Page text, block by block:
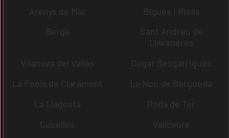
Arenys de Mar
Bigues i Riells
Berga
Sant Andreu de
Llavaneres
Vilanova del Vallès
Cugat Sesgarrigues
La Pobla de Claramunt
La Nou de Berguedà
La Llagosta
Roda de Ter
Cubelles
Vallcebre